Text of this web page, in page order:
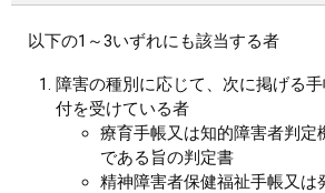
以下の1～3いずれにも該当する者
障害の種別に応じて、次に掲げる
付を受けている者
療育手帳又は知的障害者判定
である旨の判定書
精神障害者保健福祉手帳又は